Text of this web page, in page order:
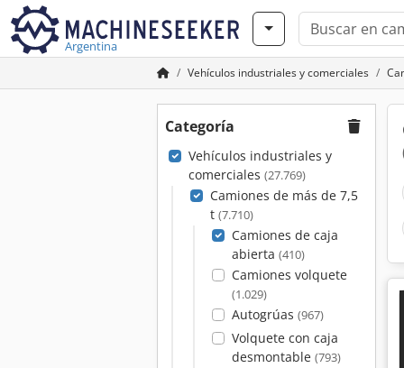
Argentina
Vehículos industriales y comerciales
Categoría
Vehículos industriales y
comerciales (27.769)
Camiones de más de 7,5
t (7.710)
Camiones de caja
abierta (410)
Camiones volquete
(1.029)
Autogrúas (967)
Volquete con caja
desmontable (793)